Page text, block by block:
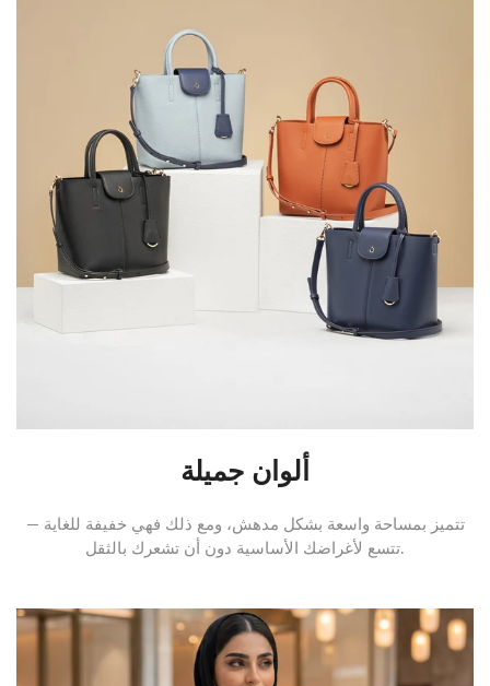
ألوان جميلة
تتميز بمساحة واسعة بشكل مدهش، ومع ذلك فهي خفيفة للغاية —
تتسع لأغراضك الأساسية دون أن تشعرك بالثقل.